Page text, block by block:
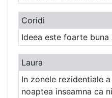
Coridi
Ideea este foarte buna
Laura
In zonele rezidentiale
noaptea inseamna ca